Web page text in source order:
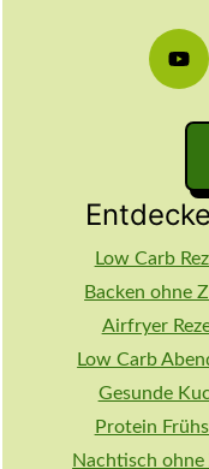
Entdecke
Low Carb
Backen ohne
Airfryer
Low Carb
Gesunde
Protein
Nachtisch